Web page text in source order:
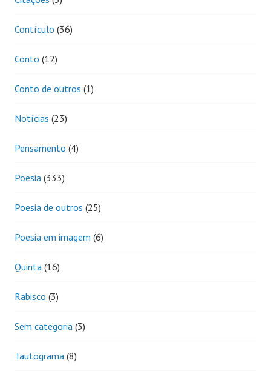
Contículo (36)
Conto (12)
Conto de outros (1)
Notícias (23)
Pensamento (4)
Poesia (333)
Poesia de outros (25)
Poesia em imagem (6)
Quinta (16)
Rabisco (3)
Sem categoria (3)
Tautograma (8)